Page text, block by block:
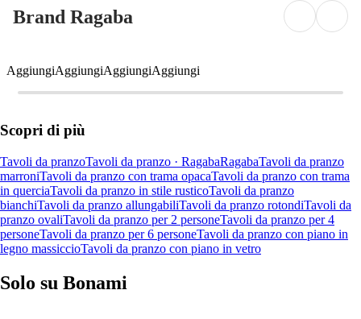
Brand Ragaba
AggiungiAggiungiAggiungiAggiungi
Scopri di più
Tavoli da pranzoTavoli da pranzo · RagabaRagabaTavoli da pranzo
marroniTavoli da pranzo con trama opacaTavoli da pranzo con trama
in querciaTavoli da pranzo in stile rusticoTavoli da pranzo
bianchiTavoli da pranzo allungabiliTavoli da pranzo rotondiTavoli da
pranzo ovaliTavoli da pranzo per 2 personeTavoli da pranzo per 4
personeTavoli da pranzo per 6 personeTavoli da pranzo con piano in
legno massiccioTavoli da pranzo con piano in vetro
Solo su Bonami